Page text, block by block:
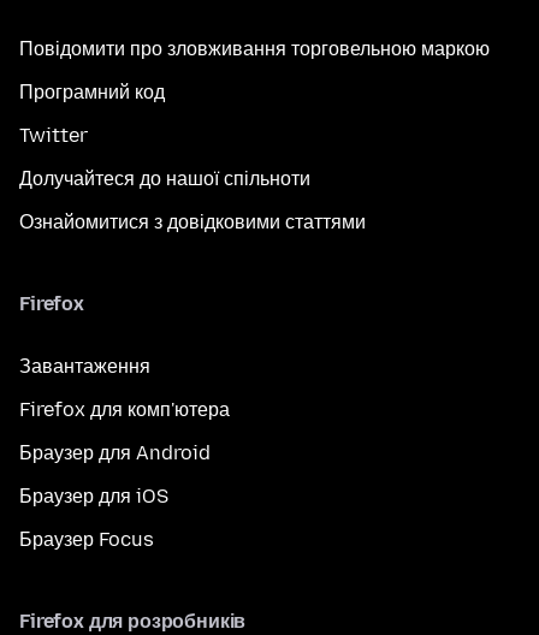
Повідомити про зловживання торговельною маркою
Програмний код
Twitter
Долучайтеся до нашої спільноти
Ознайомитися з довідковими статтями
Firefox
Завантаження
Firefox для комп'ютера
Браузер для Android
Браузер для iOS
Браузер Focus
Firefox для розробників